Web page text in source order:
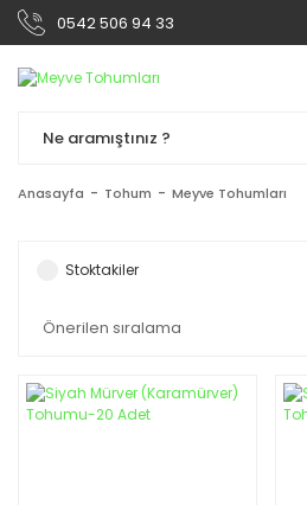
0542 506 94 33
Anasayfa Tohum Meyve Tohumları
Stoktakiler